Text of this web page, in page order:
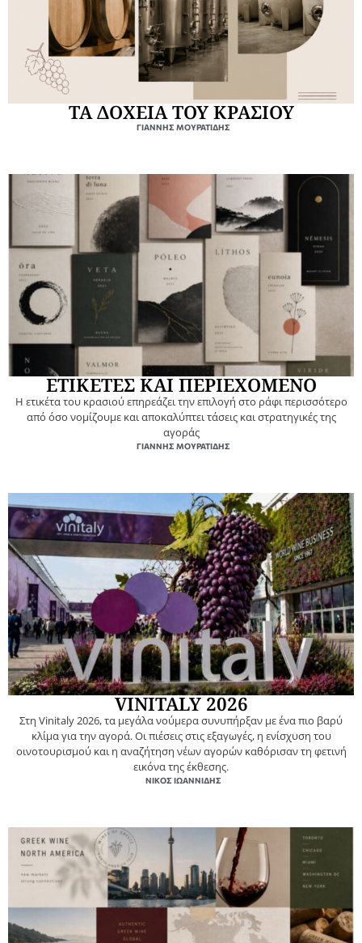
ΤΑ ΔΟΧΕΙΑ ΤΟΥ ΚΡΑΣΙΟΥ
ΓΙΆΝΝΗΣ ΜΟΥΡΑΤΊΔΗΣ
ΕΤΙΚΕΤΕΣ ΚΑΙ ΠΕΡΙΕΧΟΜΕΝΟ
Η ετικέτα του κρασιού επηρεάζει την επιλογή στο ράφι περισσότερο
από όσο νομίζουμε και αποκαλύπτει τάσεις και στρατηγικές της
αγοράς
ΓΙΆΝΝΗΣ ΜΟΥΡΑΤΊΔΗΣ
VINITALY 2026
Στη Vinitaly 2026, τα μεγάλα νούμερα συνυπήρξαν με ένα πιο βαρύ
κλίμα για την αγορά. Οι πιέσεις στις εξαγωγές, η ενίσχυση του
οινοτουρισμού και η αναζήτηση νέων αγορών καθόρισαν τη φετινή
εικόνα της έκθεσης.
ΝΊΚΟΣ ΙΩΑΝΝΊΔΗΣ